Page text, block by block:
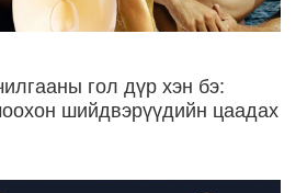
гол дүр хэн бэ:
шийдвэрүүдийн цаадах